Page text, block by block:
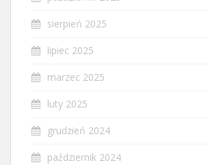
sierpień 2025
lipiec 2025
marzec 2025
luty 2025
grudzień 2024
październik 2024